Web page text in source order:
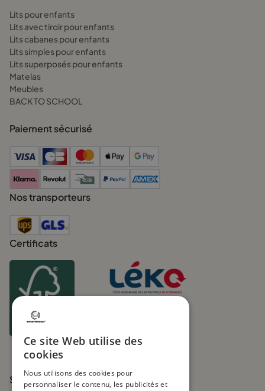
Lits pour enfants
Lits avec tiroir pour enfants
Lits cabanes pour enfants
Lits simples pour enfants
Lits superposés pour enfants
Matelas
Meubles
BACK TO SCHOOL
Paiement sécurisé
Nos transporteurs
Certificats
Suivez-nous
Ce site Web utilise des
cookies
Nous utilisons des cookies pour
personnaliser le contenu, les publicités et